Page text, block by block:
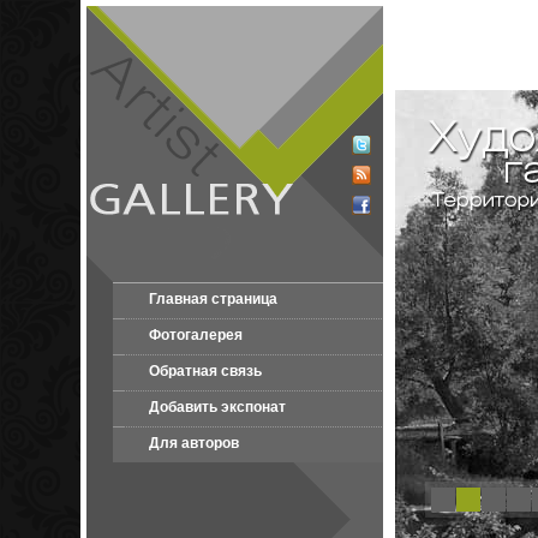
Главная страница
Фотогалерея
Обратная связь
Добавить экспонат
Для авторов